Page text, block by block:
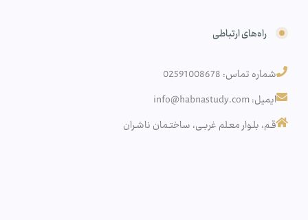
راه‌های ارتباطی
شماره تماس: 02591008678
ایمیل: info@habnastudy.com
قـم، بلـوار معـلم غربـی، ساختـمان ناشـران